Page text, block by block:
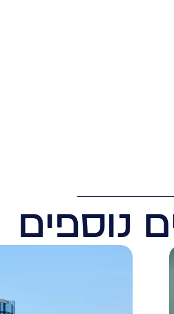
נוספים